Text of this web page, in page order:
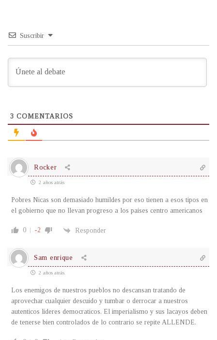
Suscribir
3 COMENTARIOS
Rocker
2 años atrás
Pobres Nicas son demasiado humildes por eso tienen a esos tipos en
el gobierno que no llevan progreso a los paises centro americanos
0 -2 Responder
Sam enrique
2 años atrás
Los enemigos de nuestros pueblos no descansan tratando de
aprovechar cualquier descuido y tumbar o derrocar a nuestros
autenticos lideres democraticos. El imperialismo y sus lacayos deben
de tenerse bien controlados de lo contrario se repite ALLENDE.